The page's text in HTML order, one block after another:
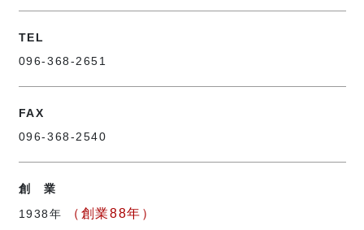
TEL
096-368-2651
FAX
096-368-2540
創 業
1938年
（創業88年）